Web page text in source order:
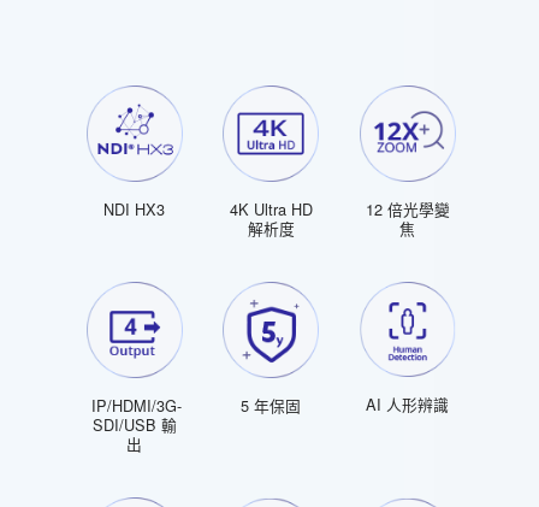
NDI HX3
4K Ultra HD
解析度
12 倍光學變
焦
IP/HDMI/3G-
SDI/USB 輸
出
5 年保固 AI 人形辨識